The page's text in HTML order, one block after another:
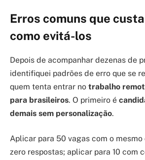
Erros comuns que
como evitá-los
Depois de acompanhar dezenas de
identifiquei padrões de erro que se
quem tenta entrar no trabalho
para brasileiros. O primeiro é
demais sem personalização.
Aplicar para 50 vagas com o
zero respostas; aplicar para 10 com